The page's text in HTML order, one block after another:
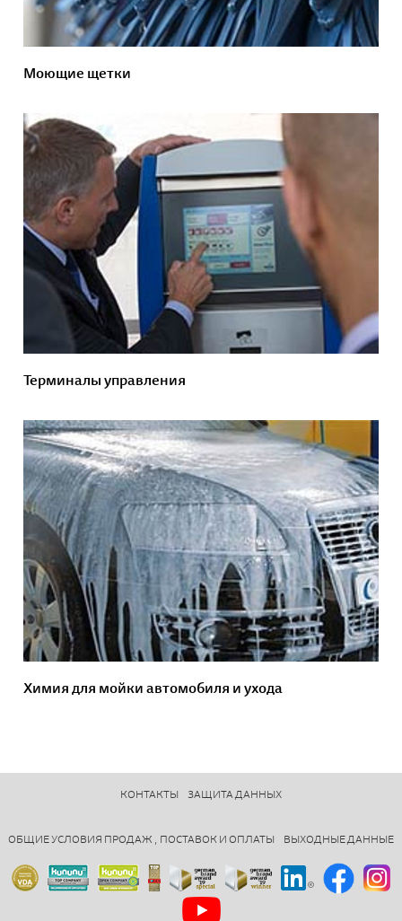
Моющие щетки
Терминалы управления
Химия для мойки автомобиля и ухода
КОНТАКТЫ ЗАЩИТА ДАННЫХ
ОБЩИЕ УСЛОВИЯ ПРОДАЖ , ПОСТАВОК И ОПЛАТЫ ВЫХОДНЫЕ ДАННЫЕ